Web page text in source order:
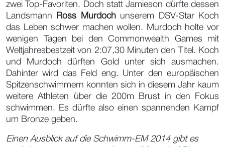
zwei Top-Favoriten. Doch statt Jamieson dürfte dessen
Landsmann
Ross Murdochunserem DSV-Star Koch
das Leben schwer machen wollen. Murdoch holte vor
wenigen Tagen bei den Commonwealth Games mit
Weltjahresbestzeit von 2:07,30 Minuten den Titel. Koch
und Murdoch dürften Gold unter sich ausmachen.
Dahinter wird das Feld eng. Unter den europäischen
Spitzenschwimmern konnten sich in diesem Jahr kaum
weitere Athleten über die 200m Brust in den Fokus
schwimmen. Es dürfte also einen spannenden Kampf
um Bronze geben.
Einen Ausblick auf die Schwimm-EM 2014 gibt es